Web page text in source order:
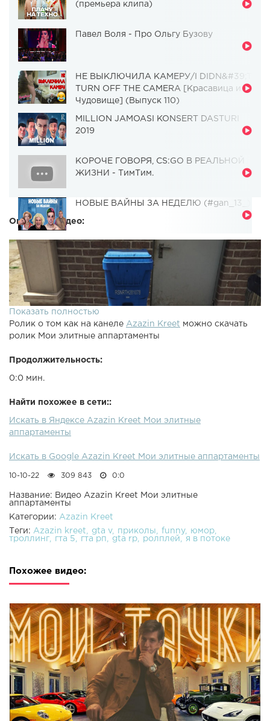
(премьера клипа)
Павел Воля - Про Ольгу Бузову
НЕ ВЫКЛЮЧИЛА КАМЕРУ/I DIDN&#39;T
TURN OFF THE CAMERA [Красавица и
Чудовище] (Выпуск 110)
MILLION JAMOASI KONSERT DASTURI
2019
КОРОЧЕ ГОВОРЯ, CS:GO В РЕАЛЬНОЙ
ЖИЗНИ - ТимТим.
НОВЫЕ ВАЙНЫ ЗА НЕДЕЛЮ (#gan_13_)
Описание видео:
Показать полностью
Ролик о том как на канеле Azazin Kreet можно скачать
ролик Мои элитные аппартаменты
Продолжительность:
0:0 мин.
Найти похожее в сети::
Искать в Яндексе Azazin Kreet Мои элитные
аппартаменты
Искать в Google Azazin Kreet Мои элитные аппартаменты
10-10-22 309 843 0:0
Название: Видео Azazin Kreet Мои элитные
аппартаменты
Категории: Azazin Kreet
Теги: Azazin kreet gta v приколы funny
юмор
троллинг
гта 5 гта рп gta rp ролплей я в потоке
Похожее видео: